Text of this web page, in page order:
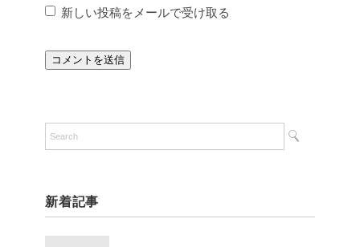
新しい投稿をメールで受け取る
新着記事